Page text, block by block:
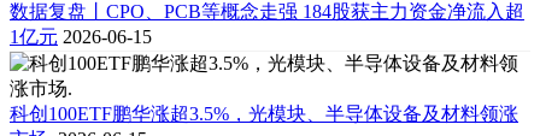
数据复盘丨CPO、PCB等概念走强 184股获主力资金净流入超
1亿元 2026-06-15
科创100ETF鹏华涨超3.5%，光模块、半导体设备及材料领涨